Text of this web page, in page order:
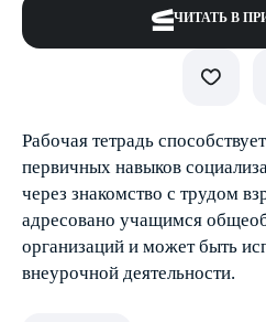
ЧИТАТЬ В
Рабочая тетрадь
первичных навыков
через знакомство с трудом
адресовано учащимся
организаций и может быть
внеурочной деятельности.